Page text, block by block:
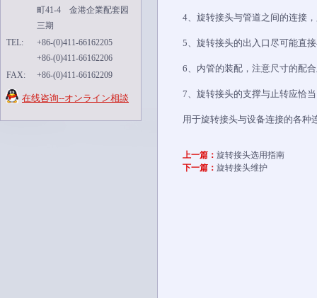
町41-4 金港企業配套园
三期
TEL:
+86-(0)411-66162205
+86-(0)411-66162206
FAX:
+86-(0)411-66162209
在线咨询--オンライン相談
4、旋转接头与管道之间的连接
5、旋转接头的出入口尽可能直
6、内管的装配，注意尺寸的配
7、旋转接头的支撑与止转应恰
用于旋转接头与设备连接的各种
上一篇： 旋转接头选用指南
下一篇： 旋转接头维护